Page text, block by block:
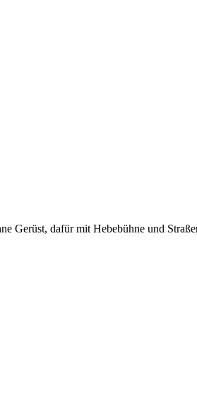
Gerüst, dafür mit Hebebühne und